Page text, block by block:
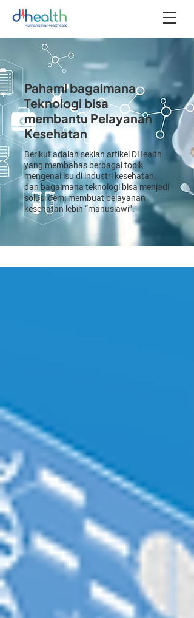
Pahami bagaimana
Teknologi bisa
membantu Pelayanan
Kesehatan
Berikut adalah sekian artikel DHealth
yang membahas berbagai topik
mengenai isu di industri kesehatan,
dan bagaimana teknologi bisa menjadi
solusi demi membuat pelayanan
kesehatan lebih “manusiawi”.